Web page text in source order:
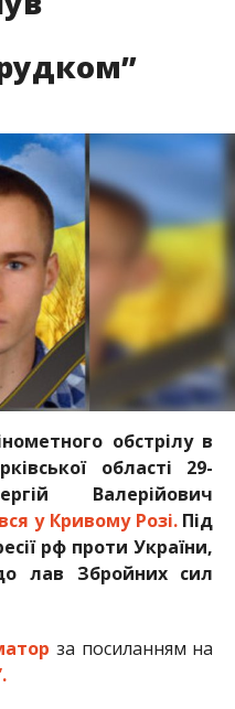
обстрілу в
області 29-
Валерійович
у Кривому Розі. Під
рф проти України,
лав Збройних сил
за посиланням на